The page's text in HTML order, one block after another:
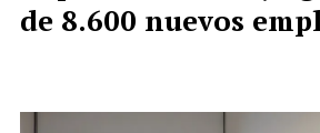
de 8.600 nuevos